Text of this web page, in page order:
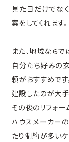
見た目だけでな
案をしてくれます。
また、地域なら
自分たち好みの
頼がおすすめです
建設したのが大手
その後のリフォー
ハウスメーカー
たり制約が多いケ